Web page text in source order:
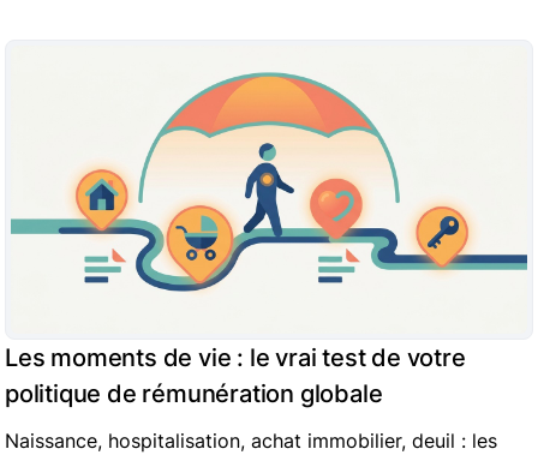
Les moments de vie : le vrai test de votre
politique de rémunération globale
Naissance, hospitalisation, achat immobilier, deuil : les